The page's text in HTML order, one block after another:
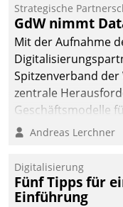
Datatrain. Die
Wohnungsbau- und
Immobilien GmbH
sich dabei für den
der Lösung über die
Cloud Platform
entschieden - als
Unternehmen am
Strategische
GdW nimmt
Mit der Aufnahme
Spitzenverband
zentrale
Geschäftsmodelle
entwickeln.
Andreas Lerchner
Digitalisierung
Fünf Tipps für
Einführung